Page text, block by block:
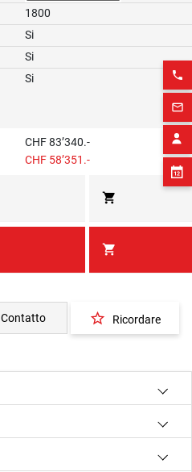
phone
mail_outline
1800
Si
Si
Si
CHF 83’340.-
CHF 58’351.-
shopping_cart
shopping_cart
Contatto star_border Ricordare